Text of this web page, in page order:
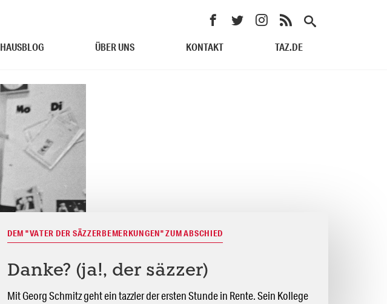
HAUSBLOG ÜBER UNS KONTAKT TAZ.DE
DEM "VATER DER SÄZZERBEMERKUNGEN" ZUM ABSCHIED
Danke? (ja!, der säzzer)
Mit Georg Schmitz geht ein tazzler der ersten Stunde in Rente. Sein Kollege